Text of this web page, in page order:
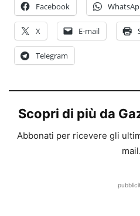
Facebook
X E-mail
Telegram
Scopri di più da
Abbonati per ricevere gli
mail.